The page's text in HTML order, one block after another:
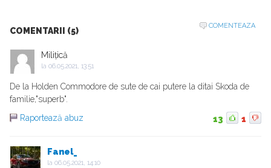
COMENTARII (5)
COMENTEAZA
Milițică
la 06.05.2021, 13:51
De la Holden Commodore de sute de cai putere la ditai Skoda de
familie,"superb".
Raportează abuz
13 1
Fanel_
la 06.05.2021, 14:10